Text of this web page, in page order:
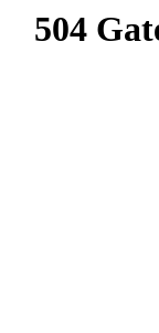
504